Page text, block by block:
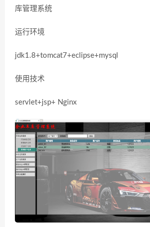
库管理系统
运行环境
jdk1.8+tomcat7+eclipse+mysql
使用技术
servlet+jsp+ Nginx